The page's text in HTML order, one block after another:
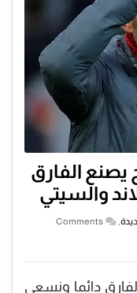
الفارق
والسيتي
,
Comments
دائما ونسعى